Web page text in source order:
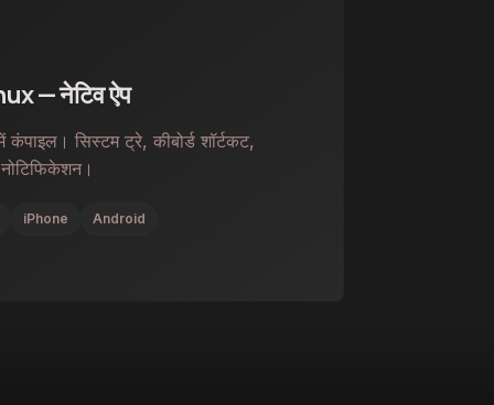
— नेटिव ऐप
सिस्टम ट्रे, कीबोर्ड शॉर्टकट,
iPhone Android